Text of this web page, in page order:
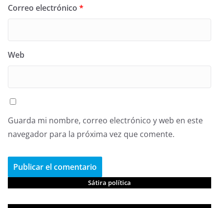
Correo electrónico *
Web
Guarda mi nombre, correo electrónico y web en este
navegador para la próxima vez que comente.
Sátira política